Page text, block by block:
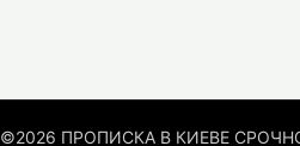
©2026 ПРОПИСКА В КИЕВЕ СРОЧНО